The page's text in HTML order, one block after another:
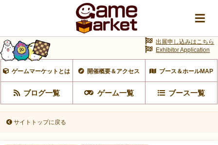
ゲームマーケットとは 開催概要＆アクセス ブース＆ホールMAP
ブログ一覧 ゲーム一覧 ブース一覧
出展申し込みはこちら
Exhibitor Application
サイトトップに戻る